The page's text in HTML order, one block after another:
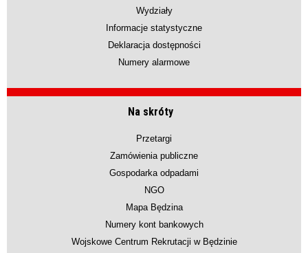
Wydziały
Informacje statystyczne
Deklaracja dostępności
Numery alarmowe
Na skróty
Przetargi
Zamówienia publiczne
Gospodarka odpadami
NGO
Mapa Będzina
Numery kont bankowych
Wojskowe Centrum Rekrutacji w Będzinie